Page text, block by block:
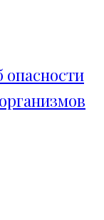
опасности